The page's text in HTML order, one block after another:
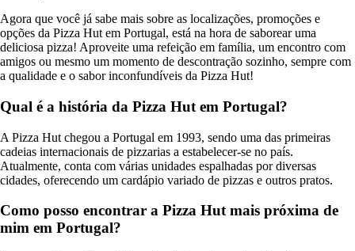
Agora que você já sabe mais sobre as localizações, promoções e
opções da Pizza Hut em Portugal, está na hora de saborear uma
deliciosa pizza! Aproveite uma refeição em família, um encontro com
amigos ou mesmo um momento de descontração sozinho, sempre com
a qualidade e o sabor inconfundíveis da Pizza Hut!
Qual é a história da Pizza Hut em Portugal?
A Pizza Hut chegou a Portugal em 1993, sendo uma das primeiras
cadeias internacionais de pizzarias a estabelecer-se no país.
Atualmente, conta com várias unidades espalhadas por diversas
cidades, oferecendo um cardápio variado de pizzas e outros pratos.
Como posso encontrar a Pizza Hut mais próxima de
mim em Portugal?